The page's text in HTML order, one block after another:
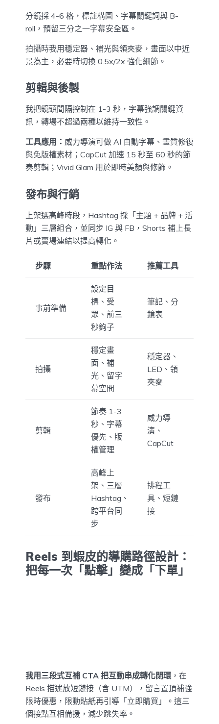
分鏡採 4-6 格，標註構圖、字幕關鍵詞與 B-
roll，預留三分之一字幕安全區。
拍攝時我用穩定器、補光與領夾麥，畫面以中近
景為主，必要時切換 0.5x/2x 強化細節。
剪輯與後製
我把鏡頭間隔控制在 1-3 秒，字幕強調關鍵資
訊，轉場不超過兩種以維持一致性。
工具應用： 威力導演可做 AI 自動字幕、畫質修復
與免版權素材；CapCut 加速 15 秒至 60 秒的節
奏剪輯；Vivid Glam 用於即時美顏與修飾。
發布與行銷
上架選高峰時段，Hashtag 採「主題 + 品牌 + 活
動」三層組合，並同步 IG 與 FB，Shorts 補上長
片或賣場連結以提高轉化。
步驟 重點作法 推薦工具
事前準備
設定目
標、受
眾、前三
秒鉤子
筆記、分
鏡表
拍攝
穩定畫
面、補
光、留字
幕空間
穩定器、
LED、領
夾麥
剪輯
節奏 1-3
秒、字幕
優先、版
權管理
威力導
演、
CapCut
發布
高峰上
架、三層
Hashtag、
跨平台同
步
排程工
具、短鏈
接
Reels 到蝦皮的導購路徑設計：
把每一次「點擊」變成「下單」
我用三段式互補 CTA 把互動串成轉化閉環 ，在
Reels 描述放短鏈接（含 UTM），留言置頂補強
限時優惠，限動貼紙再引導「立即購買」。這三
個接點互相備援，減少跳失率。